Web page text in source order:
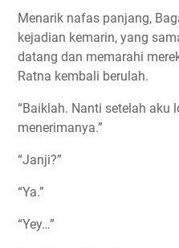
Menarik nafas panjang,
kejadian kemarin, yang
datang dan memarahi
Ratna kembali berulah.
“Baiklah. Nanti setelah aku
menerimanya.”
“Janji?”
“Ya.”
“Yey…”